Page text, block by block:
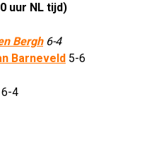
uur NL tijd)
Bergh6-4
Barneveld 5-6
6-4